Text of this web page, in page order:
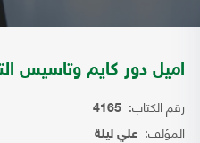
اميل دور كايم وتاسيس
رقم الكتاب: 4165
المؤلف: علي ليلة